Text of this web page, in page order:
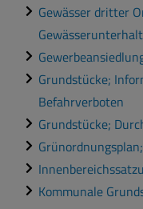
Gewässer dritter
Grundstücke;
Befahrverboten
Grundstücke;
Kommunale